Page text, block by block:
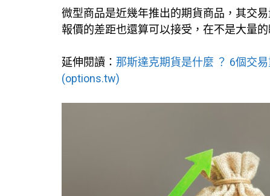
微型商品是近幾年推出的期貨商品，其交
報價的差距也還算可以接受，在不是大量
延伸閱讀： 那斯達克期貨是什麼 ？ 6個交
(options.tw)